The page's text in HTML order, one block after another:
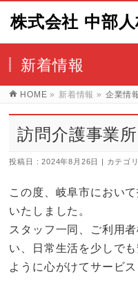
株式会社 中部
新着情報
HOME » 新着情報 » 企業情
訪問介護事業
投稿日 : 2024年8月26日 カテゴ
この度、岐阜市におい
いたしました。
スタッフ一同、ご利用
い、日常生活を少しで
ように心がけてサービ